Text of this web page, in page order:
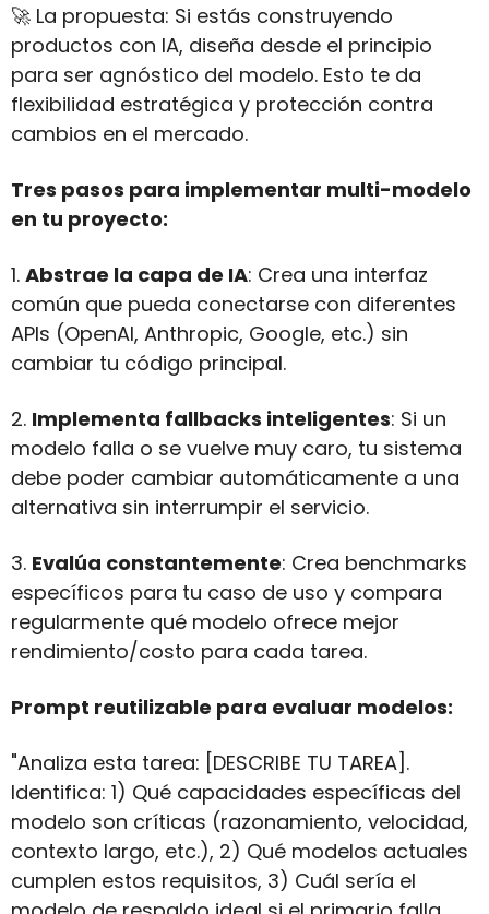
🚀 La propuesta: Si estás construyendo
productos con IA, diseña desde el principio
para ser agnóstico del modelo. Esto te da
flexibilidad estratégica y protección contra
cambios en el mercado.
Tres pasos para implementar multi-modelo
en tu proyecto:
1. Abstrae la capa de IA: Crea una interfaz
común que pueda conectarse con diferentes
APIs (OpenAI, Anthropic, Google, etc.) sin
cambiar tu código principal.
2. Implementa fallbacks inteligentes: Si un
modelo falla o se vuelve muy caro, tu sistema
debe poder cambiar automáticamente a una
alternativa sin interrumpir el servicio.
3. Evalúa constantemente: Crea benchmarks
específicos para tu caso de uso y compara
regularmente qué modelo ofrece mejor
rendimiento/costo para cada tarea.
Prompt reutilizable para evaluar modelos:
"Analiza esta tarea: [DESCRIBE TU TAREA].
Identifica: 1) Qué capacidades específicas del
modelo son críticas (razonamiento, velocidad,
contexto largo, etc.), 2) Qué modelos actuales
cumplen estos requisitos, 3) Cuál sería el